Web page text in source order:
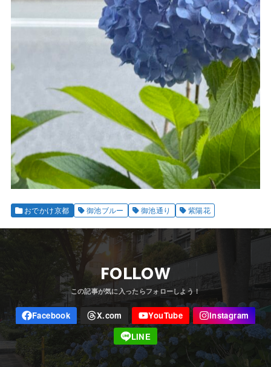
おでかけ京都 御池ブルー 御池通り 紫陽花
FOLLOW